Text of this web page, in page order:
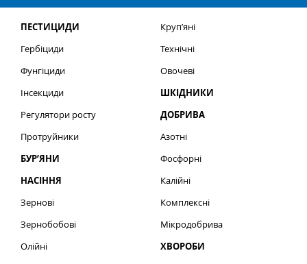
ПЕСТИЦИДИ
Гербіциди
Фунгіциди
Інсекциди
Регулятори росту
Протруйники
БУР’ЯНИ
НАСІННЯ
Зернові
Зернобобові
Олійні
Круп’яні
Технічні
Овочеві
ШКІДНИКИ
ДОБРИВА
Азотні
Фосфорні
Калійні
Комплексні
Мікродобрива
ХВОРОБИ